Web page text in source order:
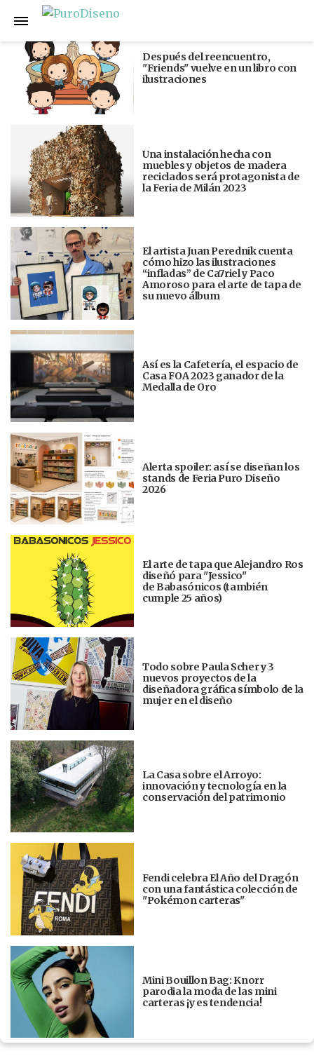
Anterior
Después del reencuentro,
"Friends" vuelve en un libro con
ilustraciones
Una instalación hecha con
muebles y objetos de madera
reciclados será protagonista de
la Feria de Milán 2023
El artista Juan Perednik cuenta
cómo hizo las ilustraciones
“infladas” de Ca7riel y Paco
Amoroso para el arte de tapa de
su nuevo álbum
Así es la Cafetería, el espacio de
Casa FOA 2023 ganador de la
Medalla de Oro
Alerta spoiler: así se diseñan los
stands de Feria Puro Diseño
2026
El arte de tapa que Alejandro Ros
diseñó para "Jessico"
de Babasónicos (también
cumple 25 años)
Todo sobre Paula Scher y 3
nuevos proyectos de la
diseñadora gráfica símbolo de la
mujer en el diseño
La Casa sobre el Arroyo:
innovación y tecnología en la
conservación del patrimonio
Fendi celebra El Año del Dragón
con una fantástica colección de
"Pokémon carteras"
Mini Bouillon Bag: Knorr
parodia la moda de las mini
carteras ¡y es tendencia!
Siguiente